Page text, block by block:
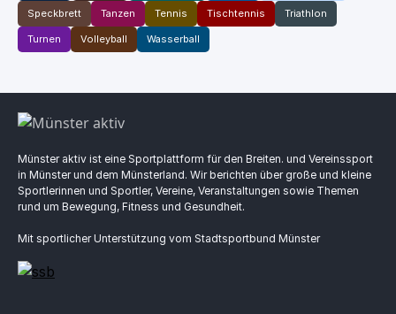
Speckbrett Tanzen Tennis Tischtennis Triathlon
Turnen Volleyball Wasserball
Münster aktiv ist eine Sportplattform für den Breiten. und Vereinssport
in Münster und dem Münsterland. Wir berichten über große und kleine
Sportlerinnen und Sportler, Vereine, Veranstaltungen sowie Themen
rund um Bewegung, Fitness und Gesundheit.
Mit sportlicher Unterstützung vom Stadtsportbund Münster